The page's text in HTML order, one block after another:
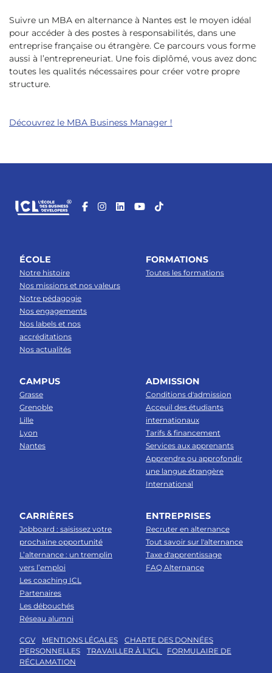
Suivre un MBA en alternance à Nantes est le moyen idéal
pour accéder à des postes à responsabilités, dans une
entreprise française ou étrangère. Ce parcours vous forme
aussi à l’entrepreneuriat. Une fois diplômé, vous avez donc
toutes les qualités nécessaires pour créer votre propre
structure.
Découvrez le MBA Business Manager !
ÉCOLE
Notre histoire
Nos missions et nos valeurs
Notre pédagogie
Nos engagements
Nos labels et nos
accréditations
Nos actualités
FORMATIONS
Toutes les formations
CAMPUS
Grasse
Grenoble
Lille
Lyon
Nantes
ADMISSION
Conditions d'admission
Acceuil des étudiants
internationaux
Tarifs & financement
Services aux apprenants
Apprendre ou approfondir
une langue étrangère
International
CARRIÈRES
Jobboard : saisissez votre
prochaine opportunité
L’alternance : un tremplin
vers l’emploi
Les coaching ICL
Partenaires
Les débouchés
Réseau alumni
ENTREPRISES
Recruter en alternance
Tout savoir sur l'alternance
Taxe d'apprentissage
FAQ Alternance
CGV MENTIONS LÉGALES
CHARTE DES DONNÉES
PERSONNELLES
TRAVAILLER À L'ICL
FORMULAIRE DE
RÉCLAMATION